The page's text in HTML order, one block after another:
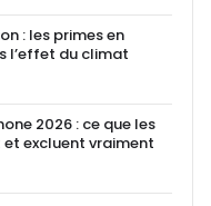
: les primes en
l’effet du climat
2026 : ce que les
excluent vraiment